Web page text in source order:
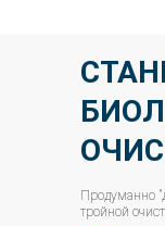
Продуманно
тройной